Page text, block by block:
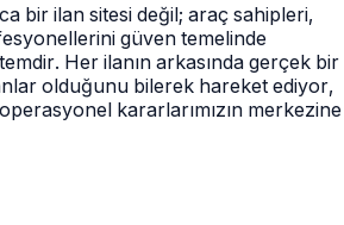
bir ilan sitesi değil; araç sahipleri,
güven temelinde
Her ilanın arkasında gerçek bir
olduğunu bilerek hareket ediyor,
kararlarımızın merkezine